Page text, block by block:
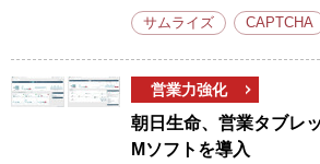
サムライズ CAPTCHA
営業力強化
朝日生命、営業タブレ
Mソフトを導入